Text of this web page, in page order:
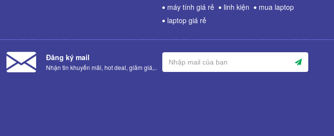
máy tính giá rẻ
linh kiện
mua laptop
laptop giá rẻ
Đăng ký mail
Nhận tin khuyến mãi, hot deal, giảm giá,..